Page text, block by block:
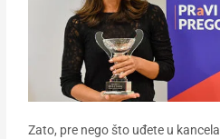
Zato, pre nego što uđete u